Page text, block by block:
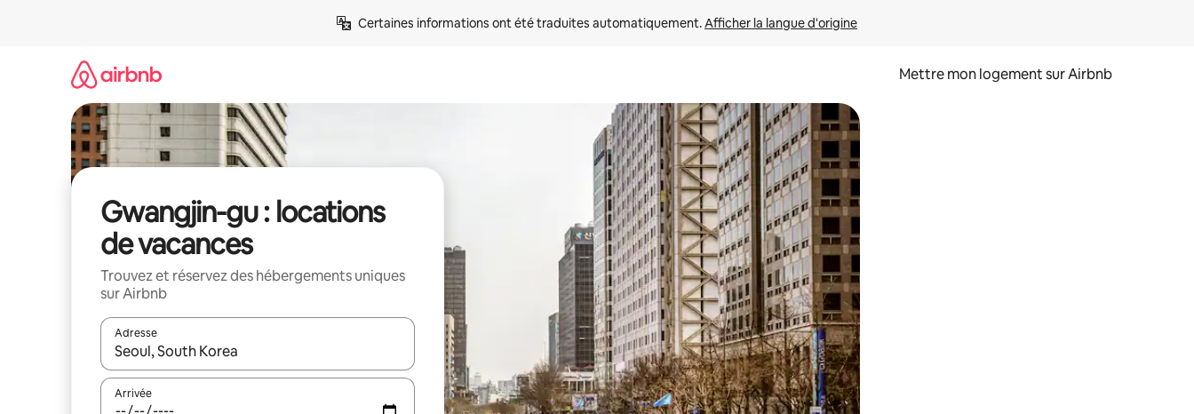
Certaines informations ont été traduites automatiquement. Afficher la langue d'origine
Mettre mon logement sur Airbnb
Gwangjin-gu : locations
de vacances
Trouvez et réservez des hébergements uniques
sur Airbnb
Adresse
Lorsque les résultats s'affichent, utilisez les flèches vers le haut et vers le bas pour les parcourir ou en appuyant et en faisant glisser.
Arrivée